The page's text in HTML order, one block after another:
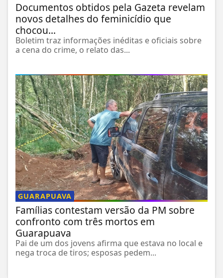
Documentos obtidos pela Gazeta revelam
novos detalhes do feminicídio que
chocou...
Boletim traz informações inéditas e oficiais sobre
a cena do crime, o relato das...
GUARAPUAVA
Famílias contestam versão da PM sobre
confronto com três mortos em
Guarapuava
Pai de um dos jovens afirma que estava no local e
nega troca de tiros; esposas pedem...